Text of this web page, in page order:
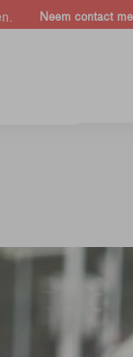
Neem contact